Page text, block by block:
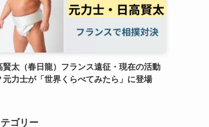
賢太（春日龍）フランス遠征・現在の活動
元力士が「世界くらべてみたら」に登場
ゴリー